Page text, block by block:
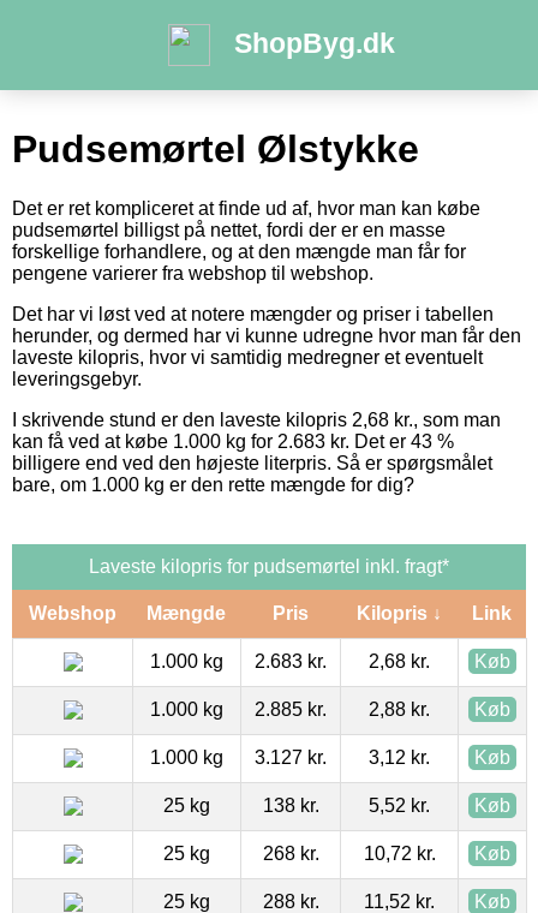
ShopByg.dk
Pudsemørtel Ølstykke
Det er ret kompliceret at finde ud af, hvor man kan købe
pudsemørtel billigst på nettet, fordi der er en masse
forskellige forhandlere, og at den mængde man får for
pengene varierer fra webshop til webshop.
Det har vi løst ved at notere mængder og priser i tabellen
herunder, og dermed har vi kunne udregne hvor man får den
laveste kilopris, hvor vi samtidig medregner et eventuelt
leveringsgebyr.
I skrivende stund er den laveste kilopris 2,68 kr., som man
kan få ved at købe 1.000 kg for 2.683 kr. Det er 43 %
billigere end ved den højeste literpris. Så er spørgsmålet
bare, om 1.000 kg er den rette mængde for dig?
Laveste kilopris for pudsemørtel inkl. fragt*
Webshop Mængde Pris Kilopris ↓ Link
1.000 kg 2.683 kr. 2,68 kr. Køb
1.000 kg 2.885 kr. 2,88 kr. Køb
1.000 kg 3.127 kr. 3,12 kr. Køb
25 kg 138 kr. 5,52 kr. Køb
25 kg 268 kr. 10,72 kr. Køb
25 kg 288 kr. 11,52 kr. Køb